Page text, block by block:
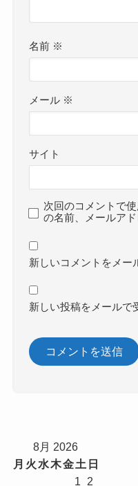
名前 ※
メール ※
サイト
次回のコメントで
の名前、メールア
新しいコメントをメー
新しい投稿をメールで
8月 2026
月 火 水木金土 日
1
2